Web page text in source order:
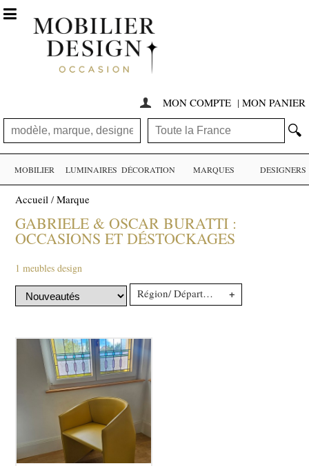
 MON COMPTE | MON PANIER
🔍

MOBILIER LUMINAIRES DÉCORATION MARQUES DESIGNERS
Accueil /Marque
GABRIELE & OSCAR BURATTI :
OCCASIONS ET DÉSTOCKAGES
1 meubles design
Région/ Département +